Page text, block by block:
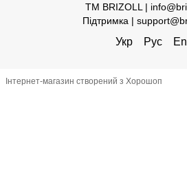
TM BRIZOLL |
Підтримка |
Укр Рус
Інтернет-магазин створений з Хорошоп